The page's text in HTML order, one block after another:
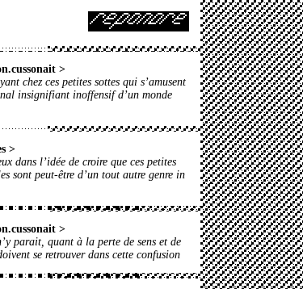
>
chez ces petites sottes qui s’amusent
insignifiant inoffensif d’un monde
>
dans l’idée de croire que ces petites
sont peut-être d’un tout autre genre in
>
parait, quant à la perte de sens et de
se retrouver dans cette confusion